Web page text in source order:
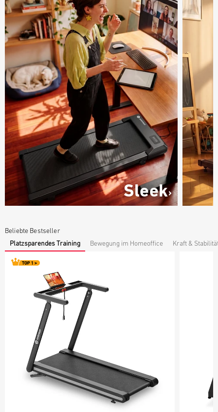
Sleek›
Beliebte Bestseller
Platzsparendes Training
Bewegung im Homeoffice Kraft &